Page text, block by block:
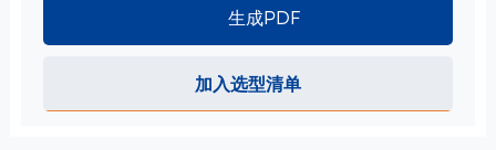
升降范围：410mm
生成PDF
加入选型清单